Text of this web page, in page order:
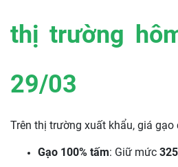
thị trường
29/03
Trên thị trường xuất khẩu, giá gạo
Gạo 100% tấm: Giữ mức